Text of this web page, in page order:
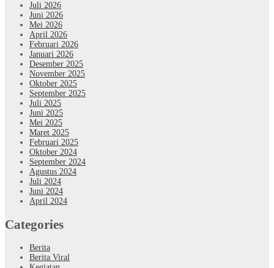
Juli 2026
Juni 2026
Mei 2026
April 2026
Februari 2026
Januari 2026
Desember 2025
November 2025
Oktober 2025
September 2025
Juli 2025
Juni 2025
Mei 2025
Maret 2025
Februari 2025
Oktober 2024
September 2024
Agustus 2024
Juli 2024
Juni 2024
April 2024
Categories
Berita
Berita Viral